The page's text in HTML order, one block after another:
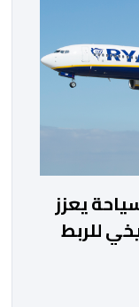
يعزز
للربط